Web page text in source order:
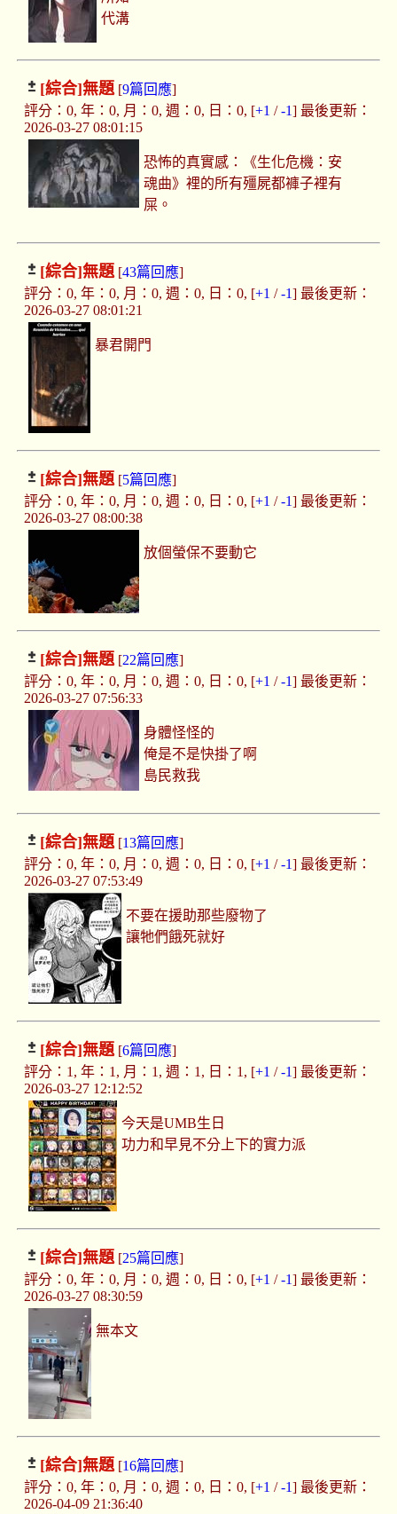
代溝
[綜合]無題[9篇回應]
評分：0, 年：0, 月：0, 週：0, 日：0, [+1 /-1] 最後更新：
2026-03-27 08:01:15
恐怖的真實感：《生化危機：安
魂曲》裡的所有殭屍都褲子裡有
屎。
[綜合]無題[43篇回應]
評分：0, 年：0, 月：0, 週：0, 日：0, [+1 /-1] 最後更新：
2026-03-27 08:01:21
暴君開門
[綜合]無題[5篇回應]
評分：0, 年：0, 月：0, 週：0, 日：0, [+1 /-1] 最後更新：
2026-03-27 08:00:38
放個螢保不要動它
[綜合]無題[22篇回應]
評分：0, 年：0, 月：0, 週：0, 日：0, [+1 /-1] 最後更新：
2026-03-27 07:56:33
身體怪怪的
俺是不是快掛了啊
島民救我
[綜合]無題[13篇回應]
評分：0, 年：0, 月：0, 週：0, 日：0, [+1 /-1] 最後更新：
2026-03-27 07:53:49
不要在援助那些廢物了
讓牠們餓死就好
[綜合]無題[6篇回應]
評分：1, 年：1, 月：1, 週：1, 日：1, [+1 /-1] 最後更新：
2026-03-27 12:12:52
今天是UMB生日
功力和早見不分上下的實力派
[綜合]無題[25篇回應]
評分：0, 年：0, 月：0, 週：0, 日：0, [+1 /-1] 最後更新：
2026-03-27 08:30:59
無本文
[綜合]無題[16篇回應]
評分：0, 年：0, 月：0, 週：0, 日：0, [+1 /-1] 最後更新：
2026-04-09 21:36:40